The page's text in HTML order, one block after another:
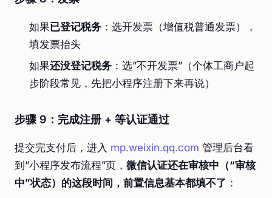
如果已登记税务 ：选开发票（增值税普通发票），
填发票抬头
如果还没登记税务 ：选”不开发票”（个体工商户起
步阶段常见，先把小程序注册下来再说）
步骤 9：完成注册 + 等认证通过
提交完支付后，进入 mp.weixin.qq.com 管理后台看
到”小程序发布流程”页， 微信认证还在审核中（“审核
中”状态）的这段时间，前置信息基本都填不了 ：